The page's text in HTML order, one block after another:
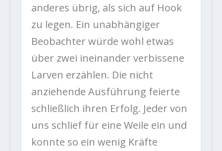
anderes übrig, als sich auf Hook
zu legen. Ein unabhängiger
Beobachter würde wohl etwas
über zwei ineinander verbissene
Larven erzählen. Die nicht
anziehende Ausführung feierte
schließlich ihren Erfolg. Jeder von
uns schlief für eine Weile ein und
konnte so ein wenig Kräfte